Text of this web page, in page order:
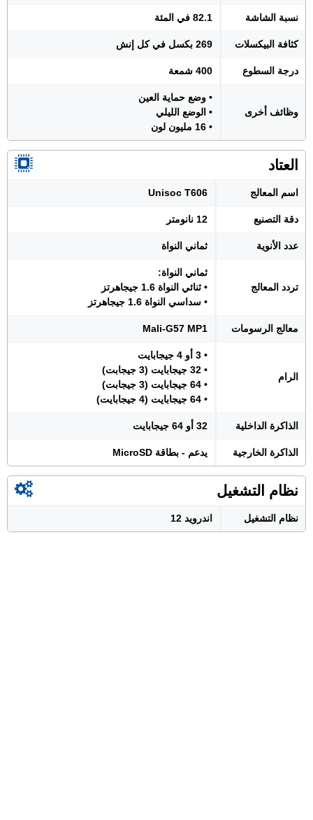
نسبة الشاشة 82.1 في المئة
كثافة البيكسلات 269 بكسل في كل إنش
درجة السطوع 400 شمعة
وظائف أخرى
• وضع حماية العين
• الوضع الليلي
• 16 مليون لون
العتاد
اسم المعالج Unisoc T606
دقة التصنيع 12 نانومتر
عدد الأنوية ثماني النواة
تردد المعالج
ثماني النواة:
• ثنائي النواة 1.6 جيجاهرتز
• سداسي النواة 1.6 جيجاهرتز
معالج الرسومات Mali-G57 MP1
الرام
• 3 أو 4 جيجابايت
• 32 جيجابايت (3 جيجابت)
• 64 جيجابايت (3 جيجابت)
• 64 جيجابايت (4 جيجابايت)
الذاكرة الداخلية 32 أو 64 جيجابايت
الذاكرة الخارجية يدعم - بطاقة MicroSD
نظام التشغيل
نظام التشغيل اندرويد 12